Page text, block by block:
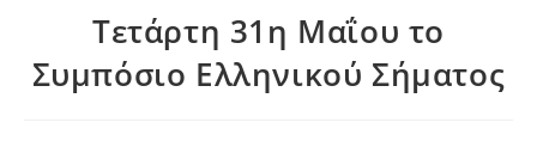
Τετάρτη 31η Μαΐου το
Συμπόσιο Ελληνικού Σήματος